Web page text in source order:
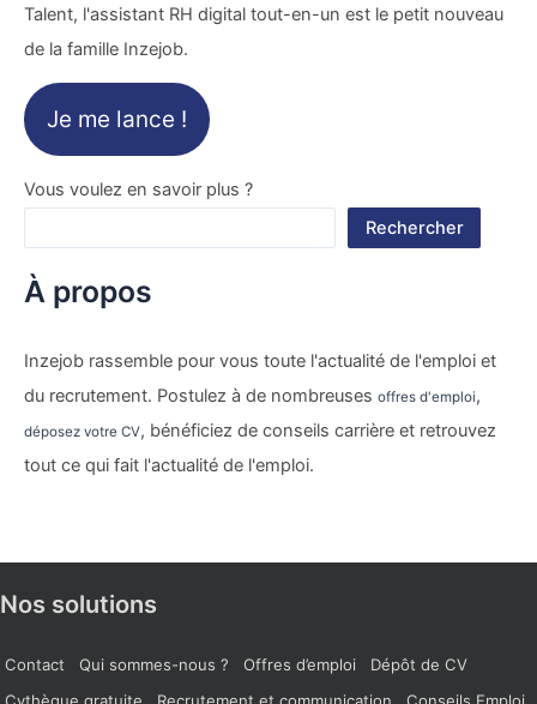
Talent, l'assistant RH digital tout-en-un est le petit nouveau
de la famille Inzejob.
Je me lance !
Vous voulez en savoir plus ?
Rechercher
À propos
Inzejob rassemble pour vous toute l'actualité de l'emploi et
du recrutement. Postulez à de nombreuses offres d'emploi,
déposez votre CV, bénéficiez de conseils carrière et retrouvez
tout ce qui fait l'actualité de l'emploi.
Nos solutions
Contact Qui sommes-nous ? Offres d’emploi
Dépôt de CV